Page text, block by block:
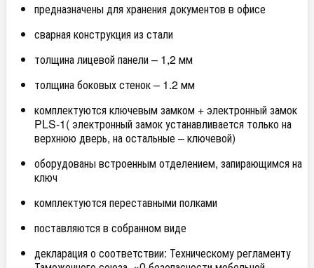
предназначены для хранения документов в офисе
сварная конструкция из стали
толщина лицевой панели – 1,2 мм
толщина боковых стенок – 1.2 мм
комплектуются ключевым замком + электронный замок
PLS-1( электронный замок устанавливается только на
верхнюю дверь, на остальные – ключевой)
оборудованы встроенным отделением, запирающимся на
ключ
комплектуются переставными полками
поставляются в собранном виде
декларация о соответствии: Техническому регламенту